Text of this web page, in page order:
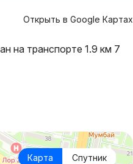
Открыть в Google Картах
на транспорте 1.9 км 7
Карта Спутник